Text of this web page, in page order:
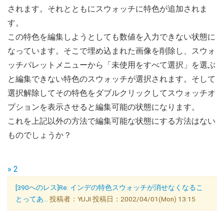
されます。それとともにスウォッチに特色が追加されま
す。
この特色を編集しようとしても数値を入力できない状態に
なっています。そこで埋め込まれた画像を削除し、スウォ
ッチパレットメニューから「未使用をすべて選択」を選ぶ
と編集できない特色のスウォッチが選択されます。そして
選択解除してその特色をダブルクリックしてスウォッチオ
プションを表示させると編集可能の状態になります。
これを上記以外の方法で編集可能な状態にする方法はない
ものでしょうか？
» 2
[390へのレス]Re: インデの特色スウォッチが消せなくなるこ
とってあ...
投稿者：YUJI 投稿日：2002/04/01(Mon) 13:15